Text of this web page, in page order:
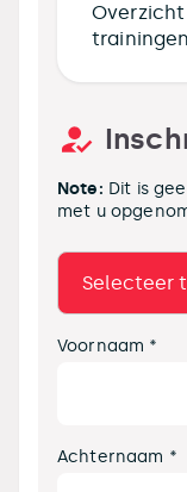
Note: Dit is
met u
Voornaam *
Achternaam *